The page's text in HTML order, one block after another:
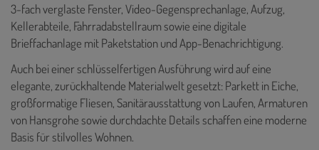
3-fach verglaste Fenster, Video-Gegensprechanlage, Aufzug,
Kellerabteile, Fahrradabstellraum sowie eine digitale
Brieffachanlage mit Paketstation und App-Benachrichtigung.
Auch bei einer schlüsselfertigen Ausführung wird auf eine
elegante, zurückhaltende Materialwelt gesetzt: Parkett in Eiche,
großformatige Fliesen, Sanitärausstattung von Laufen, Armaturen
von Hansgrohe sowie durchdachte Details schaffen eine moderne
Basis für stilvolles Wohnen.